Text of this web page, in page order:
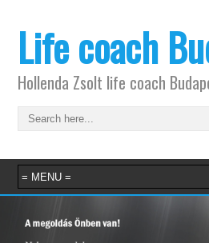
Life coach
Hollenda Zsolt life coach